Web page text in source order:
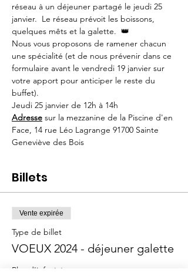
réseau à un déjeuner partagé le jeudi 25
janvier.  Le réseau prévoit les boissons,
quelques mêts et la galette.  👑
Nous vous proposons de ramener chacun
une spécialité (et de nous prévenir dans ce
formulaire avant le vendredi 19 janvier sur
votre apport pour anticiper le reste du
buffet).
Jeudi 25 janvier de 12h à 14h
Adresse sur la mezzanine de la Piscine d'en
Face, 14 rue Léo Lagrange 91700 Sainte
Geneviève des Bois
Billets
Vente expirée
Type de billet
VOEUX 2024 - déjeuner galette
Plus d'info